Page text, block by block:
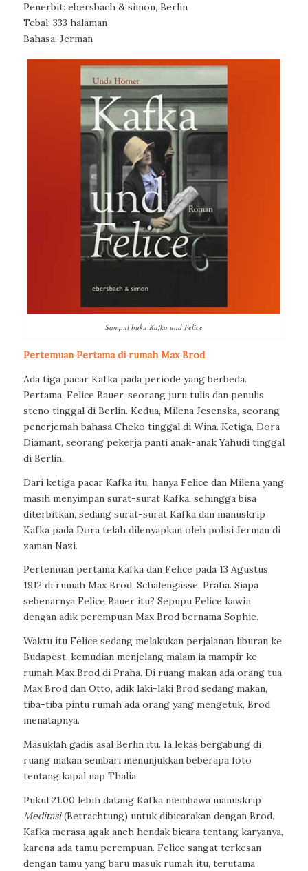
Penerbit: ebersbach & simon, Berlin
Tebal: 333 halaman
Bahasa: Jerman
Sampul buku Kafka und Felice
Pertemuan Pertama di rumah Max Brod
Ada tiga pacar Kafka pada periode yang berbeda.
Pertama, Felice Bauer, seorang juru tulis dan penulis
steno tinggal di Berlin. Kedua, Milena Jesenska, seorang
penerjemah bahasa Cheko tinggal di Wina. Ketiga, Dora
Diamant, seorang pekerja panti anak-anak Yahudi tinggal
di Berlin.
Dari ketiga pacar Kafka itu, hanya Felice dan Milena yang
masih menyimpan surat-surat Kafka, sehingga bisa
diterbitkan, sedang surat-surat Kafka dan manuskrip
Kafka pada Dora telah dilenyapkan oleh polisi Jerman di
zaman Nazi.
Pertemuan pertama Kafka dan Felice pada 13 Agustus
1912 di rumah Max Brod, Schalengasse, Praha. Siapa
sebenarnya Felice Bauer itu? Sepupu Felice kawin
dengan adik perempuan Max Brod bernama Sophie.
Waktu itu Felice sedang melakukan perjalanan liburan ke
Budapest, kemudian menjelang malam ia mampir ke
rumah Max Brod di Praha. Di ruang makan ada orang tua
Max Brod dan Otto, adik laki-laki Brod sedang makan,
tiba-tiba pintu rumah ada orang yang mengetuk, Brod
menatapnya.
Masuklah gadis asal Berlin itu. Ia lekas bergabung di
ruang makan sembari menunjukkan beberapa foto
tentang kapal uap Thalia.
Pukul 21.00 lebih datang Kafka membawa manuskrip
Meditasi(Betrachtung) untuk dibicarakan dengan Brod.
Kafka merasa agak aneh hendak bicara tentang karyanya,
karena ada tamu perempuan. Felice sangat terkesan
dengan tamu yang baru masuk rumah itu, terutama